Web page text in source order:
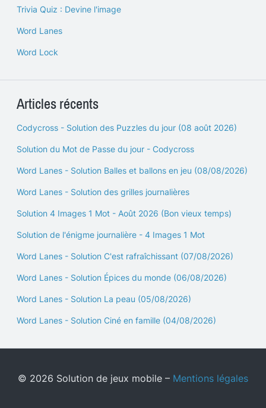
Trivia Quiz : Devine l'image
Word Lanes
Word Lock
Articles récents
Codycross - Solution des Puzzles du jour (08 août 2026)
Solution du Mot de Passe du jour - Codycross
Word Lanes - Solution Balles et ballons en jeu (08/08/2026)
Word Lanes - Solution des grilles journalières
Solution 4 Images 1 Mot - Août 2026 (Bon vieux temps)
Solution de l'énigme journalière - 4 Images 1 Mot
Word Lanes - Solution C'est rafraîchissant (07/08/2026)
Word Lanes - Solution Épices du monde (06/08/2026)
Word Lanes - Solution La peau (05/08/2026)
Word Lanes - Solution Ciné en famille (04/08/2026)
© 2026 Solution de jeux mobile – Mentions légales